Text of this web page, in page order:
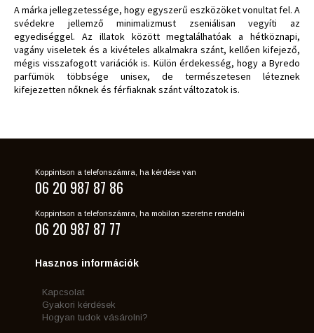
A márka jellegzetessége, hogy egyszerű eszközöket vonultat fel. A
svédekre jellemző minimalizmust zseniálisan vegyíti az
egyediséggel. Az illatok között megtalálhatóak a hétköznapi,
vagány viseletek és a kivételes alkalmakra szánt, kellően kifejező,
mégis visszafogott variációk is. Külön érdekesség, hogy a Byredo
parfümök többsége unisex, de természetesen léteznek
kifejezetten nőknek és férfiaknak szánt változatok is.
Koppintson a telefonszámra, ha kérdése van
06 20 987 87 86
Koppintson a telefonszámra, ha mobilon szeretne rendelni
06 20 987 87 77
Hasznos információk
Kapcsolat
Gyakori kérdések
Hogyan tudok vásárolni?